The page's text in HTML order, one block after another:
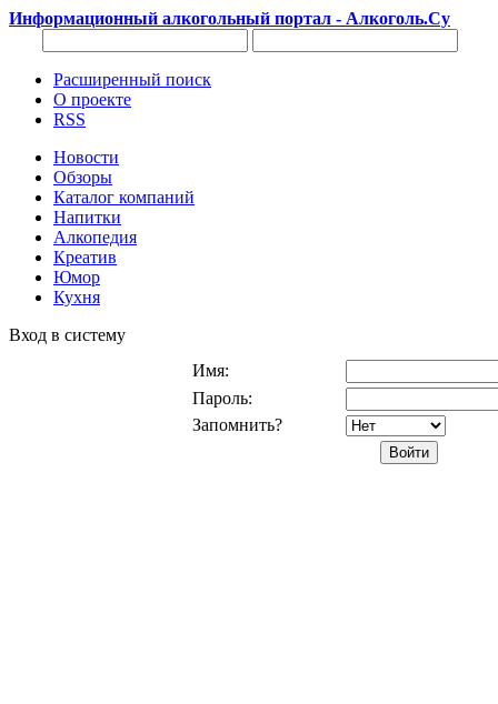
Информационный алкогольный портал - Алкоголь.Су
Расширенный поиск
О проекте
RSS
Новости
Обзоры
Каталог компаний
Напитки
Алкопедия
Креатив
Юмор
Кухня
Вход в систему
Имя:
Пароль:
Запомнить?